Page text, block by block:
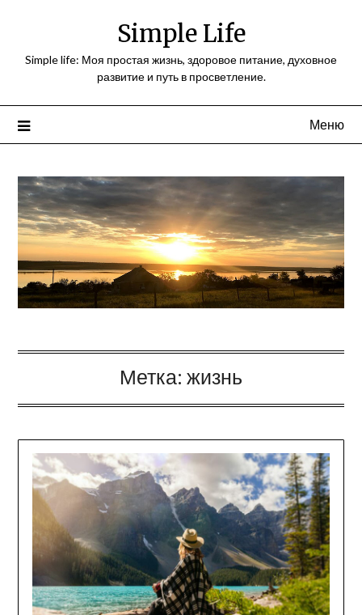
Simple Life
Simple life: Моя простая жизнь, здоровое питание, духовное
развитие и путь в просветление.
Меню
Метка: жизнь